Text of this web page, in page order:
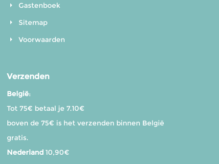
Gastenboek
Sitemap
Voorwaarden
Verzenden
België:
Tot 75€ betaal je 7.10€
boven de 75€ is het verzenden binnen België
gratis.
Nederland10,90€